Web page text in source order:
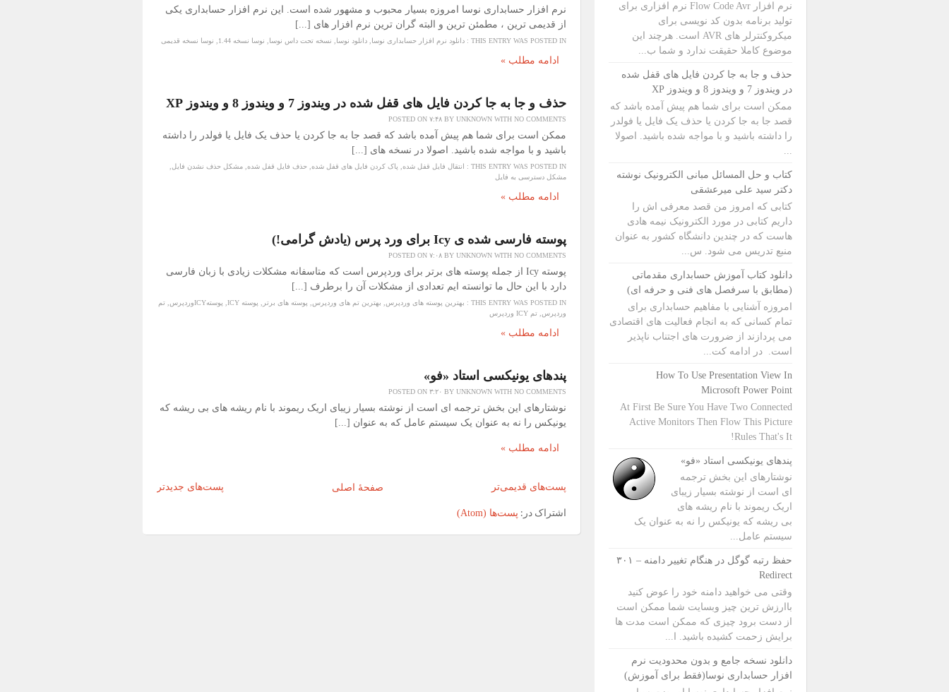
نرم افزار حسابداری نوسا امروزه بسیار محبوب و مشهور شده است. این نرم افزار حسابداری یکی
از قدیمی ترین ، مطمئن ترین و البته گران ترین نرم افزار های [...]
THIS ENTRY WAS POSTED IN : دانلود نرم افزار حسابداری نوسا دانلود نوسا نسخه تحت داس نوسا نوسا نسخه 1.44 نوسا نسخه قدیمی
ادامه مطلب »
حذف و جا به جا کردن فایل های قفل شده در ویندوز 7 و ویندوز 8 و ویندوز XP
POSTED ON ۷:۴۸ BY UNKNOWN WITH NO COMMENTS
ممکن است برای شما هم پیش آمده باشد که قصد جا به جا کردن یا حذف یک فایل یا فولدر را داشته
باشید و با مواجه شده باشید. اصولا در نسخه های [...]
THIS ENTRY WAS POSTED IN : انتقال فایل قفل شده پاک کردن فایل های قفل شده حذف فایل قفل شده مشکل حذف نشدن فایل
مشکل دسترسی به فایل
ادامه مطلب »
پوسته فارسی شده ی Icy برای ورد پرس (یادش گرامی!)
POSTED ON ۷:۰۸ BY UNKNOWN WITH NO COMMENTS
پوسته Icy از جمله پوسته های برتر برای وردپرس است که متاسفانه مشکلات زیادی با زبان فارسی
دارد با این حال ما توانسته ایم تعدادی از مشکلات آن را برطرف [...]
THIS ENTRY WAS POSTED IN : بهترین پوسته های وردپرس بهترین تم های وردپرس پوسته های برتر پوسته ICY پوستهICYوردپرس
تم
وردپرس
تم ICY وردپرس
ادامه مطلب »
پندهای یونیکسی استاد «فو»
POSTED ON ۳:۲۰ BY UNKNOWN WITH NO COMMENTS
نوشتارهای این بخش ترجمه ای است از نوشته بسیار زیبای اریک ریموند با نام ریشه های بی ریشه که
یونیکس را نه به عنوان یک سیستم عامل که به عنوان [...]
ادامه مطلب »
پست‌های جدیدتر پست‌های قدیمی‌تر صفحهٔ اصلی
اشتراک در: پست‌ها (Atom)
نرم افزار Flow Code Avr نرم افزاری برای
تولید برنامه بدون کد نویسی برای
میکروکنترلر های AVR است. هرچند این
موضوع کاملا حقیقت ندارد و شما ب...
حذف و جا به جا کردن فایل های قفل شده
در ویندوز 7 و ویندوز 8 و ویندوز XP
ممکن است برای شما هم پیش آمده باشد که
قصد جا به جا کردن یا حذف یک فایل یا فولدر
را داشته باشید و با مواجه شده باشید. اصولا
...
کتاب و حل المسائل مبانی الکترونیک نوشته
دکتر سید علی میرعشقی
کتابی که امروز من قصد معرفی اش را
داریم کتابی در مورد الکترونیک نیمه هادی
هاست که در چندین دانشگاه کشور به عنوان
منبع تدریس می شود. س...
دانلود کتاب آموزش حسابداری مقدماتی
(مطابق با سرفصل های فنی و حرفه ای)
امروزه آشنایی با مفاهیم حسابداری برای
تمام کسانی که به انجام فعالیت های اقتصادی
می پردازند از ضرورت های اجتناب ناپذیر
است. در ادامه کت...
How To Use Presentation View In
Microsoft Power Point
At First Be Sure You Have Two Connected
Active Monitors Then Flow This Picture
Rules That's It!
پندهای یونیکسی استاد «فو»
نوشتارهای این بخش ترجمه
ای است از نوشته بسیار زیبای
اریک ریموند با نام ریشه های
بی ریشه که یونیکس را نه به عنوان یک
سیستم عامل...
حفظ رتبه گوگل در هنگام تغییر دامنه – ۳۰۱
Redirect
وقتی می خواهید دامنه خود را عوض کنید
باارزش ترین چیز وبسایت شما ممکن است
از دست برود چیزی که ممکن است مدت ها
برایش زحمت کشیده باشید. ا...
دانلود نسخه جامع و بدون محدودیت نرم
افزار حسابداری نوسا(فقط برای آموزش)